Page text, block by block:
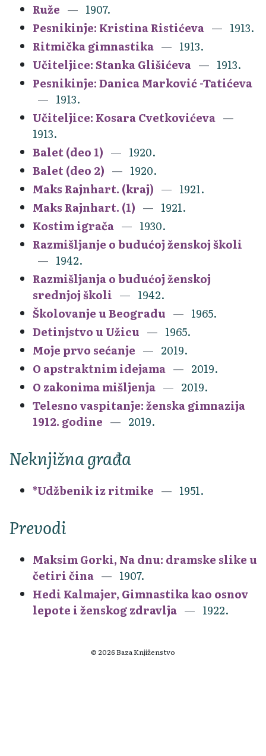
Ruže
1907.
Pesnikinje: Kristina Ristićeva
1913.
Ritmička gimnastika
1913.
Učiteljice: Stanka Glišićeva
1913.
Pesnikinje: Danica Marković -Tatićeva
1913.
Učiteljice: Kosara Cvetkovićeva
1913.
Balet (deo 1)
1920.
Balet (deo 2)
1920.
Maks Rajnhart. (kraj)
1921.
Maks Rajnhart. (1)
1921.
Kostim igrača
1930.
Razmišljanje o budućoj ženskoj školi
1942.
Razmišljanja o budućoj ženskoj
srednjoj školi
1942.
Školovanje u Beogradu
1965.
Detinjstvo u Užicu
1965.
Moje prvo sećanje
2019.
O apstraktnim idejama
2019.
O zakonima mišljenja
2019.
Telesno vaspitanje: ženska gimnazija
1912. godine
2019.
Neknjižna građa
*Udžbenik iz ritmike 1951.
Prevodi
Maksim Gorki, Na dnu: dramske slike u
četiri čina
1907.
Hedi Kalmajer, Gimnastika kao osnov
lepote i ženskog zdravlja
1922.
© 2026 Baza Knjiženstvo